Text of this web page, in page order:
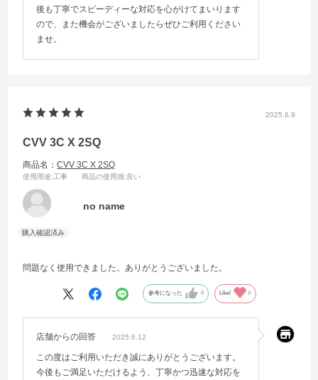
後も丁寧でスピーディーな対応を心がけてまいります
ので、また機会がございましたらぜひご利用ください
ませ。
2025.6.9
CVV 3C X 2SQ
商品名：CVV 3C X 2SQ
使用用途:工事 商品の使用感:良い
no name
問題なく使用できました。ありがとうございました。
参考になった 0 Like! 0
店舗からの回答 2025.6.12
この度はご利用いただき誠にありがとうございます。
今後もご満足いただけるよう、丁寧かつ迅速な対応を